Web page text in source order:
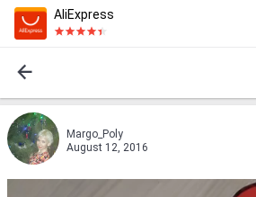
AliExpress
Margo_Poly
August 12, 2016